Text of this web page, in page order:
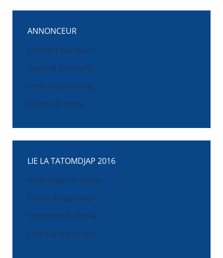
ANNONCEUR
Comment participer ?
Souscrire à un stand
Lettre de Sponsoring
Dossier de presse
LIE LA TATOMDJAP 2016
Présentation du festival
Comité d'organisation
Programme du festival
Contributions en ligne